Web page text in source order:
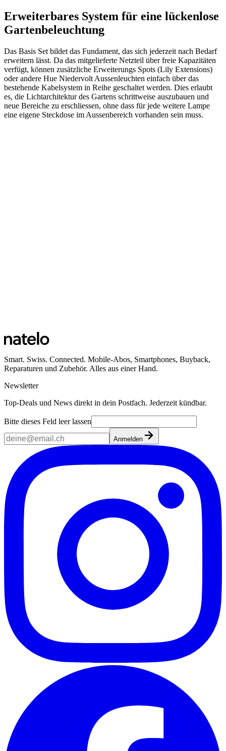
Erweiterbares System für eine lückenlose
Gartenbeleuchtung
Das Basis Set bildet das Fundament, das sich jederzeit nach Bedarf
erweitern lässt. Da das mitgelieferte Netzteil über freie Kapazitäten
verfügt, können zusätzliche Erweiterungs Spots (Lily Extensions)
oder andere Hue Niedervolt Aussenleuchten einfach über das
bestehende Kabelsystem in Reihe geschaltet werden. Dies erlaubt
es, die Lichtarchitektur des Gartens schrittweise auszubauen und
neue Bereiche zu erschliessen, ohne dass für jede weitere Lampe
eine eigene Steckdose im Aussenbereich vorhanden sein muss.
Smart. Swiss. Connected. Mobile-Abos, Smartphones, Buyback,
Reparaturen und Zubehör. Alles aus einer Hand.
Newsletter
Top-Deals und News direkt in dein Postfach. Jederzeit kündbar.
Bitte dieses Feld leer lassen
Anmelden